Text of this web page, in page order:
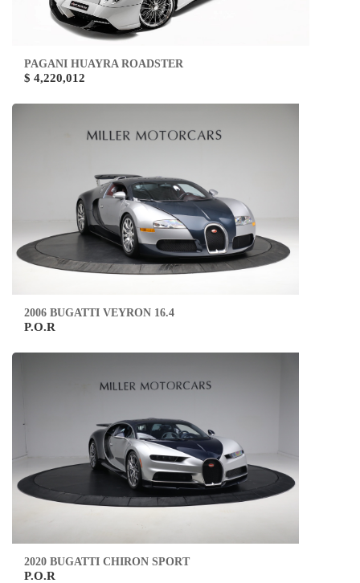
PAGANI HUAYRA ROADSTER
$ 4,220,012
2006 BUGATTI VEYRON 16.4
P.O.R
2020 BUGATTI CHIRON SPORT
P.O.R